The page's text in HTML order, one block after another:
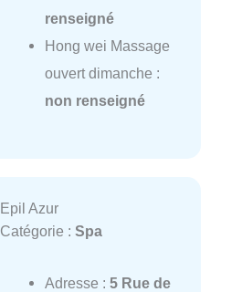
renseigné
Hong wei Massage
ouvert dimanche :
non renseigné
Epil Azur
Catégorie : Spa
Adresse : 5 Rue de